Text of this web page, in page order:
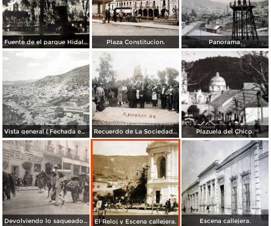
Fuente de el parque Hidalgo. Plaza Constitucion. Panorama.
Vista general ( Fechada en 1928 ). Recuerdo de La Sociedad de San Vicente de Paul en el Parque Hidalgo ( Fechada en 1920 ). Plazuela del Chico.
Devolviendo lo saqueado durante La Revolucion Mexicana ( Fechada el 11 de Marzo de 1911 ). El Reloj y Escena callejera. Escena callejera.